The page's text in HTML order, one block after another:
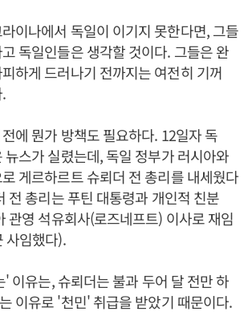
이나에서 독일이 이기지 못한다면, 그들
독일인들은 생각할 것이다. 그들은 완
하게 드러나기 전까지는 여전히 기꺼
에 뭔가 방책도 필요하다. 12일자 독
뉴스가 실렸는데, 독일 정부가 러시아와
게르하르트 슈뢰더 전 총리를 내세웠다
전 총리는 푸틴 대통령과 개인적 친분
관영 석유회사(로즈네프트) 이사로 재임
사임했다).
이유는, 슈뢰더는 불과 두어 달 전만 하
이유로 '천민' 취급을 받았기 때문이다.